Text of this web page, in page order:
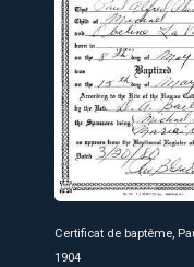
Certificat de baptême,
1904